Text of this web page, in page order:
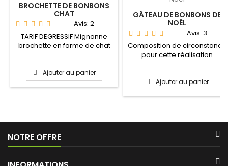
BROCHETTE DE BONBONS
CHAT
Avis: 2
TARIF DEGRESSIF Mignonne
brochette en forme de chat
Ajouter au panier
GÂTEAU DE BONBONS DE
NOËL
Avis: 3
Composition de circonstance
pour cette réalisation
du...
Ajouter au panier
NOTRE OFFRE